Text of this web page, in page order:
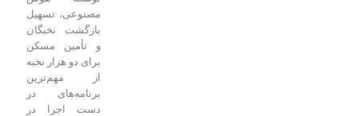
مصنوعی، تسهیل
بازگشت نخبگان
و تأمین مسکن
برای دو هزار نخبه
از مهم‌ترین
برنامه‌های در
دست اجرا در